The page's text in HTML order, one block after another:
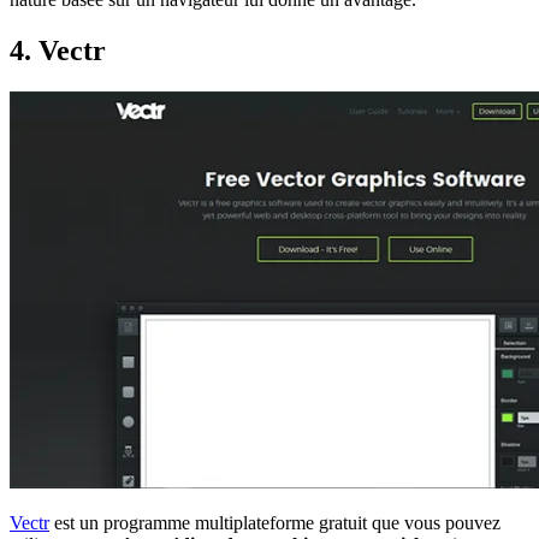
4. Vectr
Vectrest un programme multiplateforme gratuit que vous pouvez